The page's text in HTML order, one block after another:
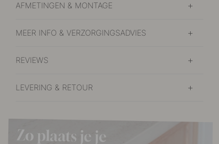
AFMETINGEN & MONTAGE
MEER INFO & VERZORGINGSADVIES
REVIEWS
LEVERING & RETOUR